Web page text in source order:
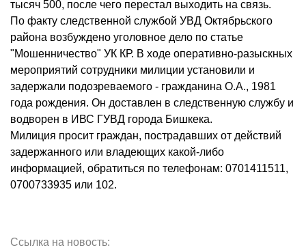
тысяч 500, после чего перестал выходить на связь.
По факту следственной службой УВД Октябрьского
района возбуждено уголовное дело по статье
"Мошенничество" УК КР. В ходе оперативно-разыскных
мероприятий сотрудники милиции установили и
задержали подозреваемого - гражданина О.А., 1981
года рождения. Он доставлен в следственную службу и
водворен в ИВС ГУВД города Бишкека.
Милиция просит граждан, пострадавших от действий
задержанного или владеющих какой-либо
информацией, обратиться по телефонам: 0701411511,
0700733935 или 102.
Ссылка на новость: